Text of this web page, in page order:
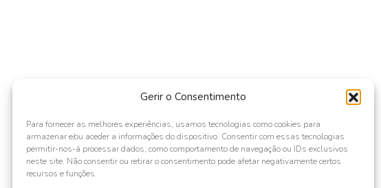
Gerir o Consentimento
Para fornecer as melhores experiências, usamos tecnologias como cookies para
armazenar e/ou aceder a informações do dispositivo. Consentir com essas tecnologias
permitir-nos-á processar dados, como comportamento de navegação ou IDs exclusivos
neste site. Não consentir ou retirar o consentimento pode afetar negativamente certos
recursos e funções.